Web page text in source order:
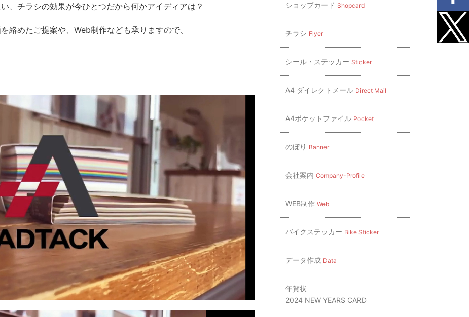
、チラシの効果が今ひとつだから何かアイディアは？
絡めたご提案や、Web制作なども承りますので、
ショップカード Shopcard
チラシ Flyer
シール・ステッカー Sticker
A4 ダイレクトメール Direct Mail
A4ポケットファイル Pocket
のぼり Banner
会社案内 Company-Profile
WEB制作 Web
バイクステッカー Bike Sticker
データ作成 Data
年賀状
2024 NEW YEARS CARD